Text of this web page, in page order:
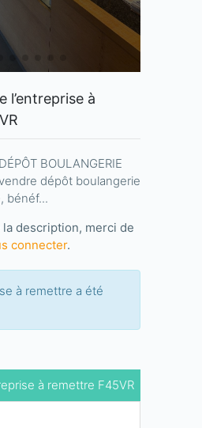
l’entreprise à
BOULANGERIE
dépôt boulangerie
bénéf...
description, merci de
connecter.
à remettre a été
à remettre F45VR